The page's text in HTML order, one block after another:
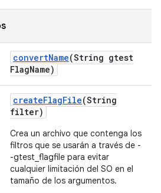
convertName(String gtest
FlagName)
createFlagFile(String
filter)
Crea un archivo que contenga los
filtros que se usarán a través de -
-gtest_flagfile para evitar
cualquier limitación del SO en el
tamaño de los argumentos.